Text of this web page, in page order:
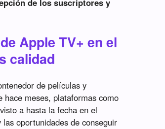
de los suscriptores y
Apple TV+ en el
calidad
de películas y
hace meses, plataformas como
a hasta la fecha en el
oportunidades de conseguir